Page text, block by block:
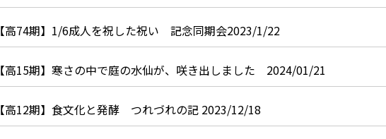
【高74期】1/6成人を祝した祝い 記念同期会2023/1/22
【高15期】寒さの中で庭の水仙が、咲き出しました 2024/01/21
【高12期】食文化と発酵 つれづれの記 2023/12/18